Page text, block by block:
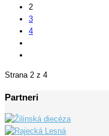
2
3
4
Strana 2 z 4
Partneri